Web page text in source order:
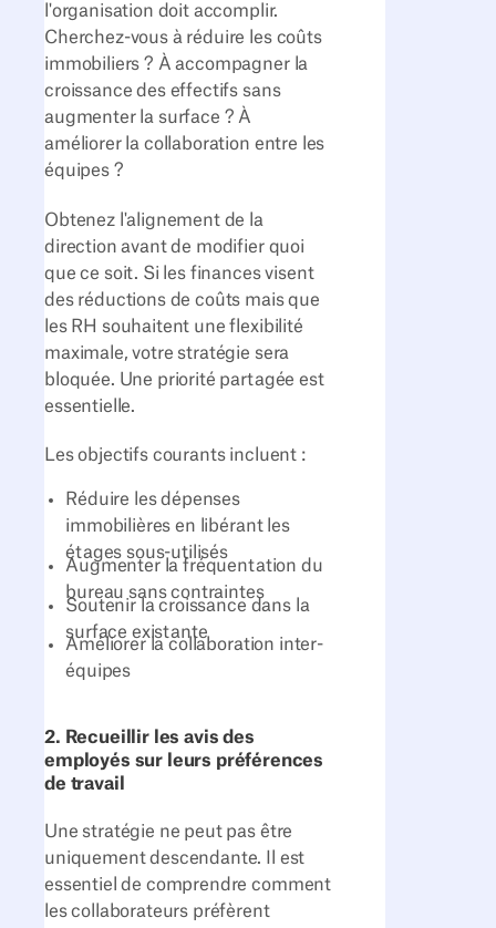
l'organisation doit accomplir.
Cherchez-vous à réduire les coûts
immobiliers ? À accompagner la
croissance des effectifs sans
augmenter la surface ? À
améliorer la collaboration entre les
équipes ?
Obtenez l'alignement de la
direction avant de modifier quoi
que ce soit. Si les finances visent
des réductions de coûts mais que
les RH souhaitent une flexibilité
maximale, votre stratégie sera
bloquée. Une priorité partagée est
essentielle.
Les objectifs courants incluent :
Réduire les dépenses
immobilières en libérant les
étages sous-utilisés
Augmenter la fréquentation du
bureau sans contraintes
Soutenir la croissance dans la
surface existante
Améliorer la collaboration inter-
équipes
2. Recueillir les avis des
employés sur leurs préférences
de travail
Une stratégie ne peut pas être
uniquement descendante. Il est
essentiel de comprendre comment
les collaborateurs préfèrent